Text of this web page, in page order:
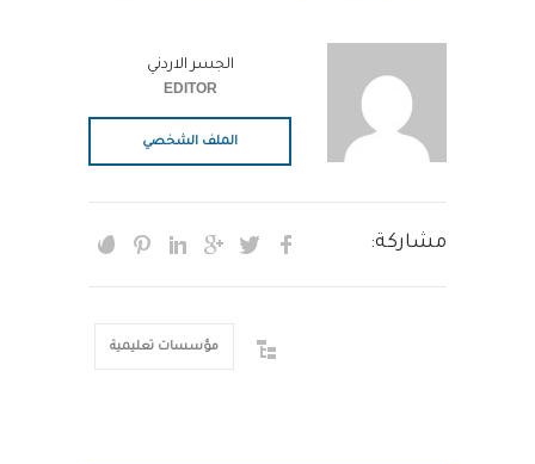
الجسر الاردني
EDITOR
الملف الشخصي
مشاركة:
مؤسسات تعليمية